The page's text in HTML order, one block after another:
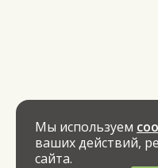
Мы используем
ваших действий,
сайта.